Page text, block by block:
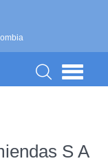
S A